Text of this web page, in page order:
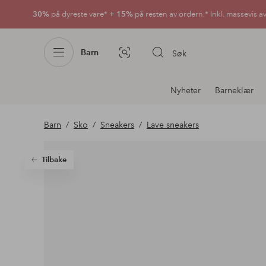
30% på dyreste vare* + 15% på resten av ordern.* Inkl. massevis
Barn Bildesøk Søk
Avdelingsnavigering
Nyheter Barneklær
Barn Sko Sneakers Lave sneakers
Tilbake